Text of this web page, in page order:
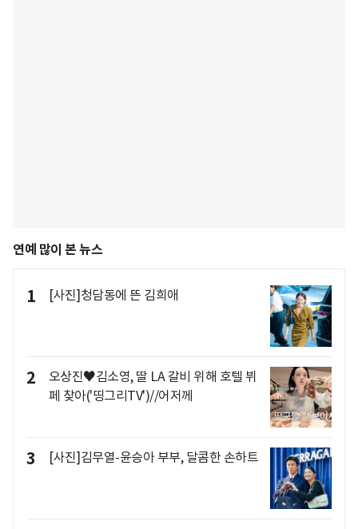
연예 많이 본 뉴스
1 [사진]청담동에 뜬 김희애
2
오상진♥김소영, 딸 LA 갈비 위해 호텔 뷔
페 찾아('띵그리TV')//어저께
3 [사진]김무열-윤승아 부부, 달콤한 손하트